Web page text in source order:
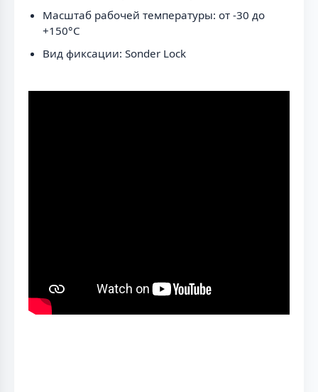
Масштаб рабочей температуры: от -30 до
+150°C
Вид фиксации: Sonder Lock